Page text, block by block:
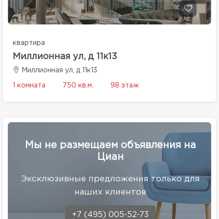
квартира
Миллионная ул, д 11к13
Миллионная ул, д 11к13
1 комната 750 кв.м. 98 этаж
Мы не размещаем объявления на
Циан
Эксклюзивные предложения только для
наших клиентов
+7 (495) 005-52-73